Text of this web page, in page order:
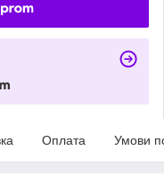
Оплата Умови